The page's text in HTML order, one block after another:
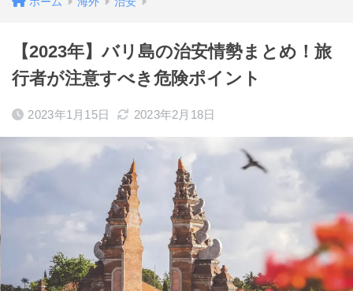
【2023年】バリ島の治安情勢まとめ！旅
行者が注意すべき危険ポイント
2023年1月15日 2023年2月18日